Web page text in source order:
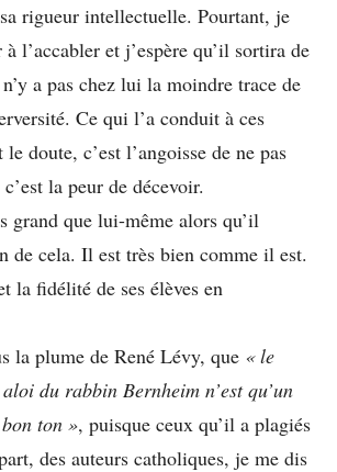
rigueur intellectuelle. Pourtant, je
à l’accabler et j’espère qu’il sortira de
a pas chez lui la moindre trace de
Ce qui l’a conduit à ces
le doute, c’est l’angoisse de ne pas
la peur de décevoir.
grand que lui-même alors qu’il
de cela. Il est très bien comme il est.
la fidélité de ses élèves en
la plume de René Lévy, que « le
aloi du rabbin Bernheim n’est qu’un
ton », puisque ceux qu’il a plagiés
des auteurs catholiques, je me dis